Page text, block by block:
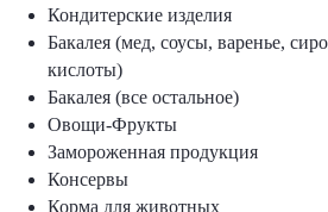
Кондитерские изделия
Бакалея (мед, соусы, варенье,
кислоты)
Бакалея (все остальное)
Овощи-Фрукты
Замороженная продукция
Консервы
Корма для животных